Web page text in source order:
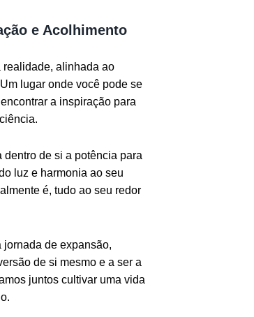
e Acolhimento
realidade, alinhada ao
lugar onde você pode se
a inspiração para
de si a potência para
luz e harmonia ao seu
é, tudo ao seu redor
jornada de expansão,
de si mesmo e a ser a
juntos cultivar uma vida